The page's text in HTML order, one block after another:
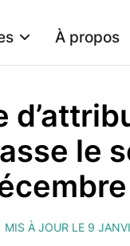
À propos
le
MIS À JOUR LE 9